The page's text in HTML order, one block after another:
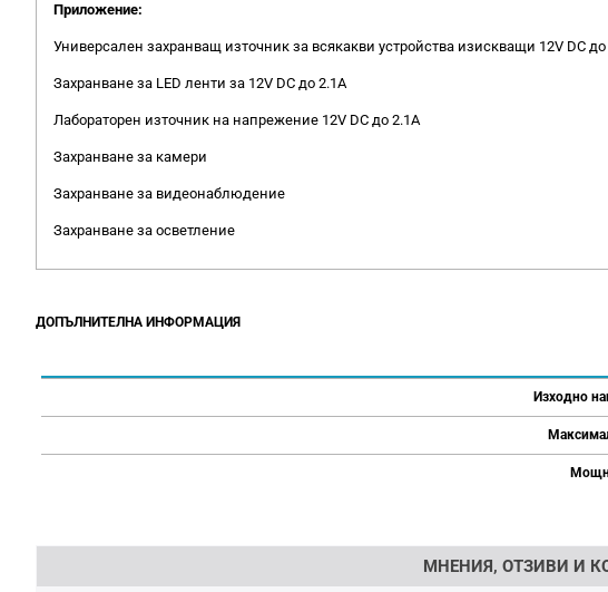
Приложение:
Универсален захранващ източник за всякакви устройства изискващи 12V DC до
Захранване за LED ленти за 12V DC до 2.1A
Лабораторен източник на напрежение 12V DC до 2.1A
Захранване за камери
Захранване за видеонаблюдение
Захранване за осветление
ДОПЪЛНИТЕЛНА ИНФОРМАЦИЯ
Изходно
МНЕНИЯ, ОТЗИВИ И